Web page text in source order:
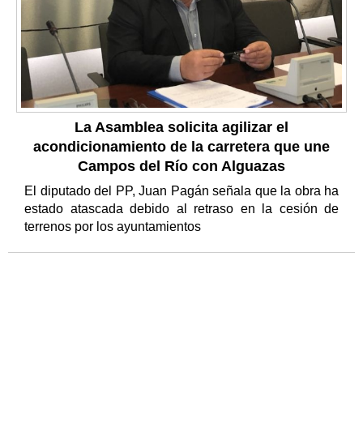
La Asamblea solicita agilizar el
acondicionamiento de la carretera que une
Campos del Río con Alguazas
El diputado del PP, Juan Pagán señala que la obra ha
estado atascada debido al retraso en la cesión de
terrenos por los ayuntamientos